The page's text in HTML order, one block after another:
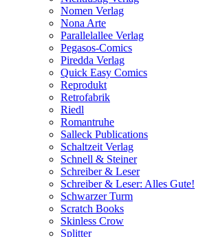
Nomen Verlag
Nona Arte
Parallelallee Verlag
Pegasos-Comics
Piredda Verlag
Quick Easy Comics
Reprodukt
Retrofabrik
Riedl
Romantruhe
Salleck Publications
Schaltzeit Verlag
Schnell & Steiner
Schreiber & Leser
Schreiber & Leser: Alles Gute!
Schwarzer Turm
Scratch Books
Skinless Crow
Splitter